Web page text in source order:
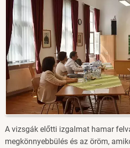
A vizsgák előtti izgalmat hamar
megkönnyebbülés és az öröm,